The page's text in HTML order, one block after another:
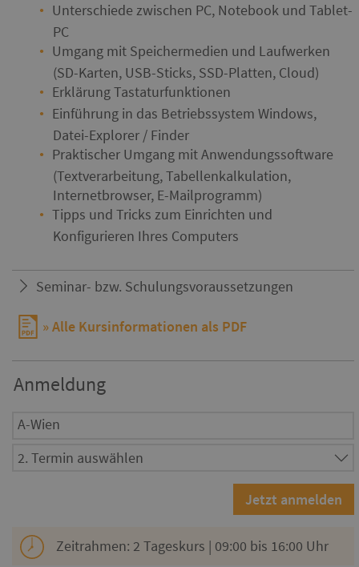
Unterschiede zwischen PC, Notebook und Tablet-
PC
Umgang mit Speichermedien und Laufwerken
(SD-Karten, USB-Sticks, SSD-Platten, Cloud)
Erklärung Tastaturfunktionen
Einführung in das Betriebssystem Windows,
Datei-Explorer / Finder
Praktischer Umgang mit Anwendungssoftware
(Textverarbeitung, Tabellenkalkulation,
Internetbrowser, E-Mailprogramm)
Tipps und Tricks zum Einrichten und
Konfigurieren Ihres Computers
Seminar- bzw. Schulungsvoraussetzungen
Alle Kursinformationen als PDF
Anmeldung
A-Wien
Zeitrahmen: 2 Tageskurs | 09:00 bis 16:00 Uhr